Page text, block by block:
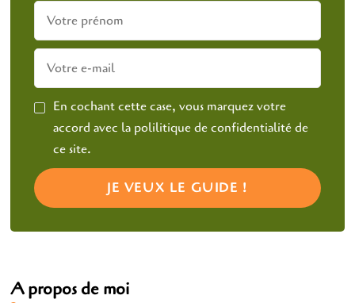
En cochant cette case, vous marquez votre
accord avec la polilitique de confidentialité de
ce site.
A propos de moi